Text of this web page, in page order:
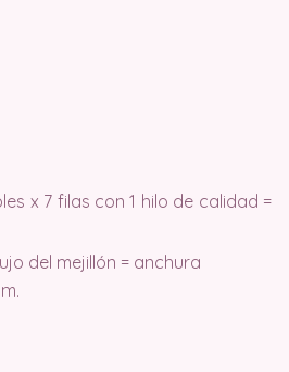
x 7 filas con 1 hilo de calidad =
del mejillón = anchura